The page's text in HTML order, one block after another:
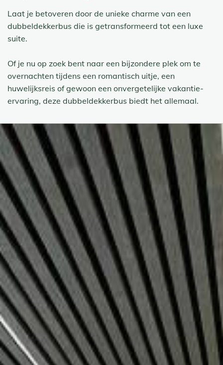
Laat je betoveren door de unieke charme van een
dubbeldekkerbus die is getransformeerd tot een luxe
suite.
Of je nu op zoek bent naar een bijzondere plek om te
overnachten tijdens een romantisch uitje, een
huwelijksreis of gewoon een onvergetelijke vakantie-
ervaring, deze dubbeldekkerbus biedt het allemaal.